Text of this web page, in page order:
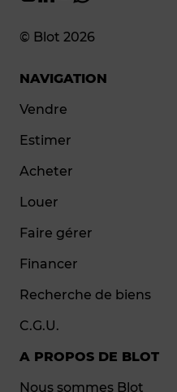
© Blot 2026
NAVIGATION
Vendre
Estimer
Acheter
Louer
Faire gérer
Financer
Recherche de biens
C.G.U.
A PROPOS DE BLOT
Nous sommes Blot